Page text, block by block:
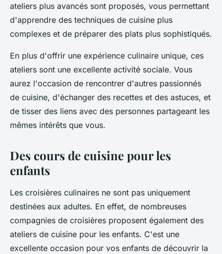
ateliers plus avancés sont proposés, vous permettant
d'apprendre des techniques de cuisine plus
complexes et de préparer des plats plus sophistiqués.
En plus d'offrir une expérience culinaire unique, ces
ateliers sont une excellente activité sociale. Vous
aurez l'occasion de rencontrer d'autres passionnés
de cuisine, d'échanger des recettes et des astuces, et
de tisser des liens avec des personnes partageant les
mêmes intérêts que vous.
Des cours de cuisine pour les
enfants
Les croisières culinaires ne sont pas uniquement
destinées aux adultes. En effet, de nombreuses
compagnies de croisières proposent également des
ateliers de cuisine pour les enfants. C'est une
excellente occasion pour vos enfants de découvrir la